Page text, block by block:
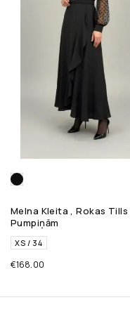
Melna Kleita , Rokas Tills
Pumpiņām
XS / 34
€168.00